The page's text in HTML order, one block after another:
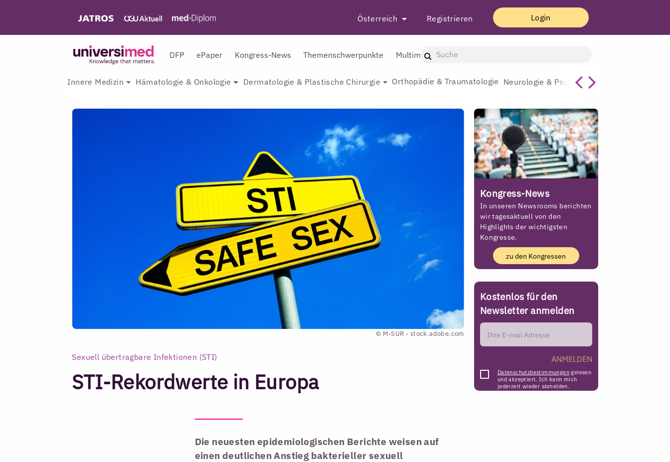
Österreich Registrieren Login
DFP ePaper Kongress-News Themenschwerpunkte Multimedia
Innere Medizin Hämatologie & Onkologie Dermatologie & Plastische Chirurgie Orthopädie & Traumatologie Neurologie & Psychiatrie
© M-SUR - stock.adobe.com
Sexuell übertragbare Infektionen (STI)
STI-Rekordwerte in Europa
Die neuesten epidemiologischen Berichte weisen auf
einen deutlichen Anstieg bakterieller sexuell
Kongress-News
In unseren Newsrooms berichten
wir tagesaktuell von den
Highlights der wichtigsten
Kongresse.
zu den Kongressen
Kostenlos für den
Newsletter anmelden
ANMELDEN
Datenschutzbestimmungen gelesen
und akzeptiert. Ich kann mich
jederzeit wieder abmelden.